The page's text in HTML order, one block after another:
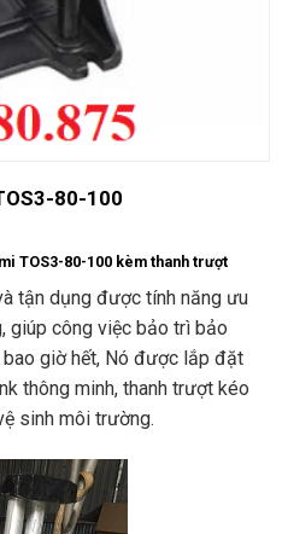
80-100
TOS3-80-100 kèm thanh trượt
tận dụng được tính năng ưu
giúp công việc bảo trì bảo
giờ hết, Nó được lắp đặt
thông minh, thanh trượt kéo
sinh môi trường.